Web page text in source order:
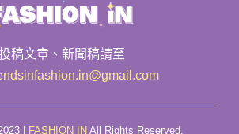
稿文章、新聞稿請至
| FASHION IN All Rights Reserved.